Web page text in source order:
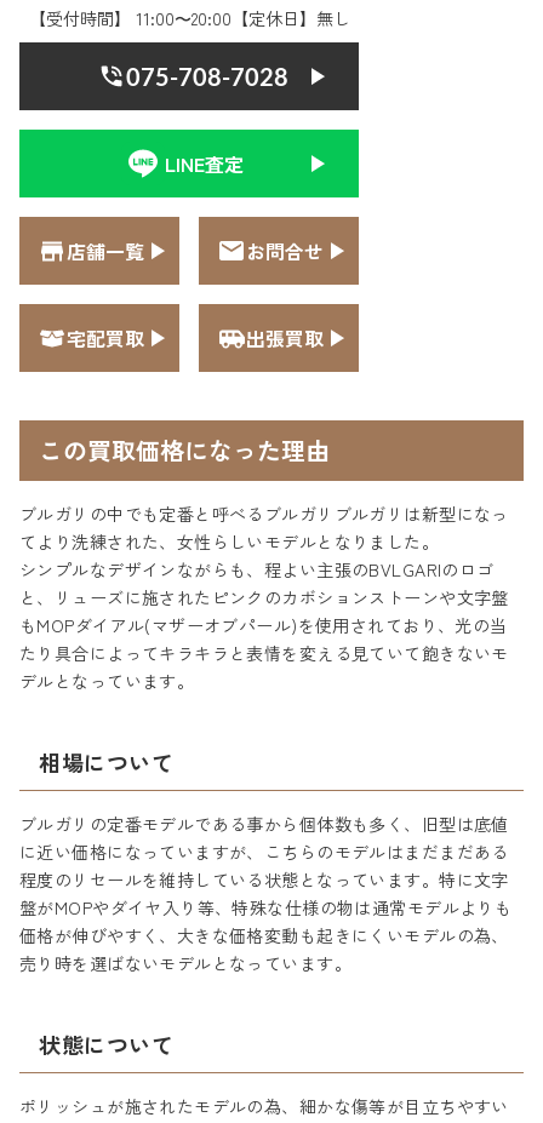
【受付時間】 11:00〜20:00【定休日】無し
075-708-7028
LINE査定
店舗一覧 お問合せ
宅配買取 出張買取
この買取価格になった理由
ブルガリの中でも定番と呼べるブルガリブルガリは新型になっ
てより洗練された、女性らしいモデルとなりました。
シンプルなデザインながらも、程よい主張のBVLGARIのロゴ
と、リューズに施されたピンクのカボションストーンや文字盤
もMOPダイアル(マザーオブパール)を使用されており、光の当
たり具合によってキラキラと表情を変える見ていて飽きないモ
デルとなっています。
相場について
ブルガリの定番モデルである事から個体数も多く、旧型は底値
に近い価格になっていますが、こちらのモデルはまだまだある
程度のリセールを維持している状態となっています。特に文字
盤がMOPやダイヤ入り等、特殊な仕様の物は通常モデルよりも
価格が伸びやすく、大きな価格変動も起きにくいモデルの為、
売り時を選ばないモデルとなっています。
状態について
ポリッシュが施されたモデルの為、細かな傷等が目立ちやすい